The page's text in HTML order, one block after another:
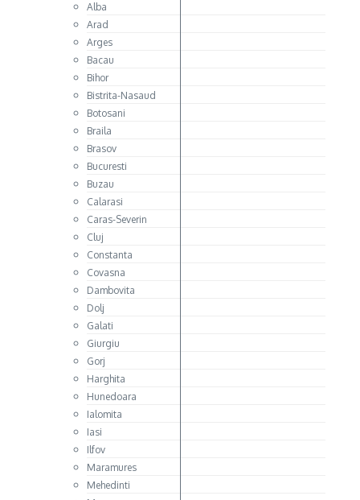
Alba
Arad
Arges
Bacau
Bihor
Bistrita-Nasaud
Botosani
Braila
Brasov
Bucuresti
Buzau
Calarasi
Caras-Severin
Cluj
Constanta
Covasna
Dambovita
Dolj
Galati
Giurgiu
Gorj
Harghita
Hunedoara
Ialomita
Iasi
Ilfov
Maramures
Mehedinti